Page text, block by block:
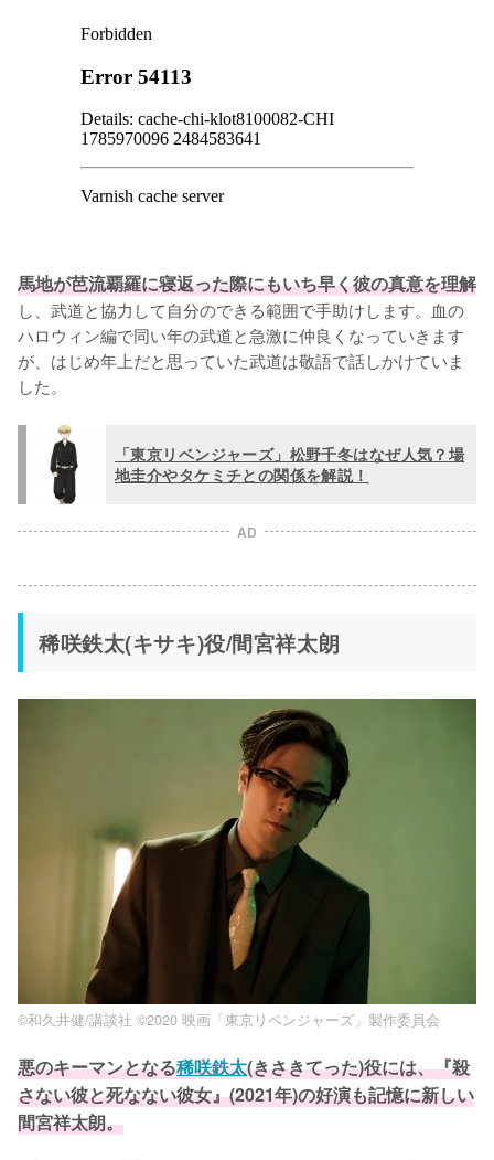
馬地が芭流覇羅に寝返った際にもいち早く彼の真意を理解
し、武道と協力して自分のできる範囲で手助けします。血の
ハロウィン編で同い年の武道と急激に仲良くなっていきます
が、はじめ年上だと思っていた武道は敬語で話しかけていま
した。
「東京リベンジャーズ」松野千冬はなぜ人気？場
地圭介やタケミチとの関係を解説！
AD
稀咲鉄太(キサキ)役/間宮祥太朗
©和久井健/講談社 ©2020 映画「東京リベンジャーズ」製作委員会
悪のキーマンとなる稀咲鉄太(きさきてった)役には、『殺
さない彼と死なない彼女』(2021年)の好演も記憶に新しい
間宮祥太朗。